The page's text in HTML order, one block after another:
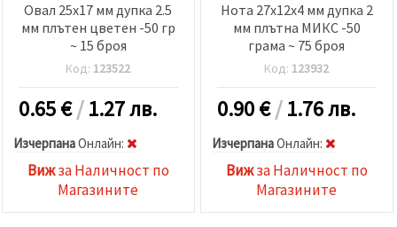
Овал 25x17 мм дупка 2.5
мм плътен цветен -50 гр
~ 15 броя
Код: 123522
0.65€/1.27 лв.
ИзчерпанаOнлайн:
Вижза Наличност по
Магазините
Нота 27x12x4 мм дупка 2
мм плътна МИКС -50
грама ~ 75 броя
Код: 123932
0.90€/1.76 лв.
ИзчерпанаOнлайн:
Вижза Наличност по
Магазините